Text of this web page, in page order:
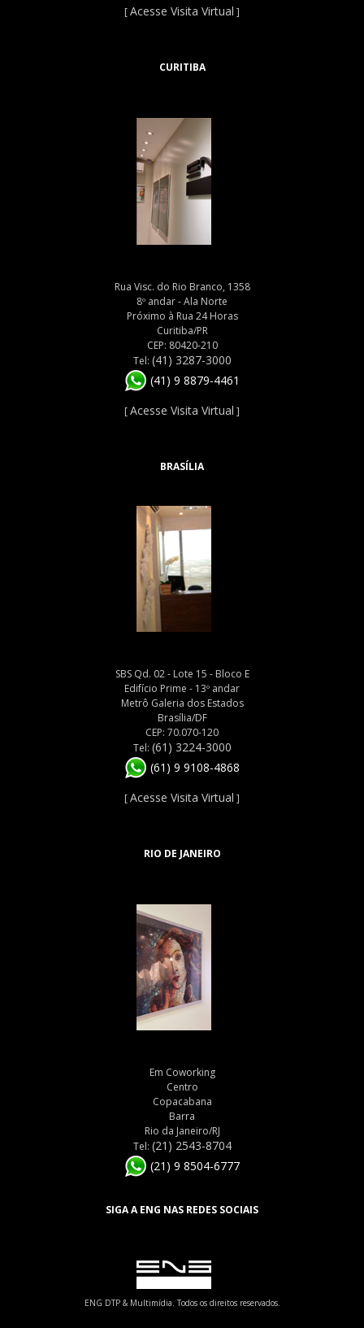
[Acesse Visita Virtual ]
CURITIBA
Rua Visc. do Rio Branco, 1358
8º andar - Ala Norte
Próximo à Rua 24 Horas
Curitiba/PR
CEP: 80420-210
Tel: (41) 3287-3000
(41) 9 8879-4461
[Acesse Visita Virtual ]
BRASÍLIA
SBS Qd. 02 - Lote 15 - Bloco E
Edifício Prime - 13º andar
Metrô Galeria dos Estados
Brasília/DF
CEP: 70.070-120
Tel: (61) 3224-3000
(61) 9 9108-4868
[Acesse Visita Virtual ]
RIO DE JANEIRO
Em Coworking
Centro
Copacabana
Barra
Rio da Janeiro/RJ
Tel: (21) 2543-8704
(21) 9 8504-6777
SIGA A ENG NAS REDES SOCIAIS
ENG DTP & Multimídia. Todos os direitos reservados.